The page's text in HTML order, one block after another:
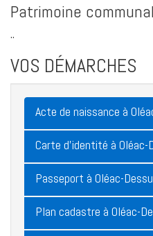
Patrimoine
..
VOS DÉMARCHES
Acte de naissance à
Carte d'identité à Oléac-
Passeport à Oléac-
Plan cadastre à Oléac-